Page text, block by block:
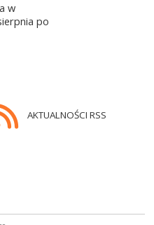
w
po
AKTUALNOŚCI RSS